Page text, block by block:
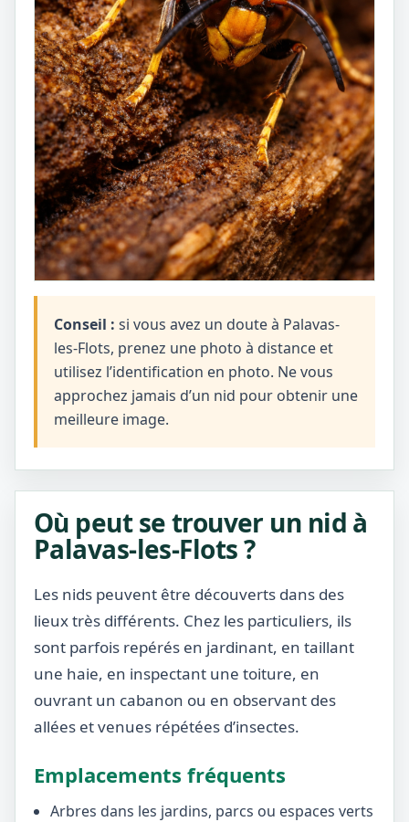
Conseil : si vous avez un doute à Palavas-
les-Flots, prenez une photo à distance et
utilisez l’identification en photo. Ne vous
approchez jamais d’un nid pour obtenir une
meilleure image.
Où peut se trouver un nid à
Palavas-les-Flots ?
Les nids peuvent être découverts dans des
lieux très différents. Chez les particuliers, ils
sont parfois repérés en jardinant, en taillant
une haie, en inspectant une toiture, en
ouvrant un cabanon ou en observant des
allées et venues répétées d’insectes.
Emplacements fréquents
Arbres dans les jardins, parcs ou espaces verts